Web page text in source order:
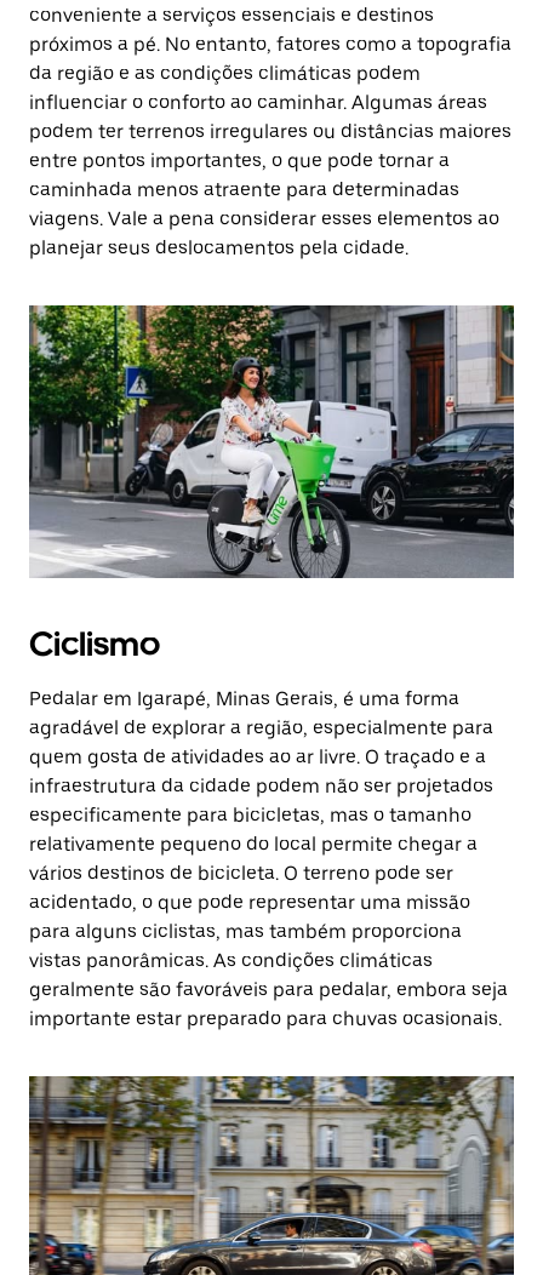
conveniente a serviços essenciais e destinos
próximos a pé. No entanto, fatores como a topografia
da região e as condições climáticas podem
influenciar o conforto ao caminhar. Algumas áreas
podem ter terrenos irregulares ou distâncias maiores
entre pontos importantes, o que pode tornar a
caminhada menos atraente para determinadas
viagens. Vale a pena considerar esses elementos ao
planejar seus deslocamentos pela cidade.
Ciclismo
Pedalar em Igarapé, Minas Gerais, é uma forma
agradável de explorar a região, especialmente para
quem gosta de atividades ao ar livre. O traçado e a
infraestrutura da cidade podem não ser projetados
especificamente para bicicletas, mas o tamanho
relativamente pequeno do local permite chegar a
vários destinos de bicicleta. O terreno pode ser
acidentado, o que pode representar uma missão
para alguns ciclistas, mas também proporciona
vistas panorâmicas. As condições climáticas
geralmente são favoráveis para pedalar, embora seja
importante estar preparado para chuvas ocasionais.